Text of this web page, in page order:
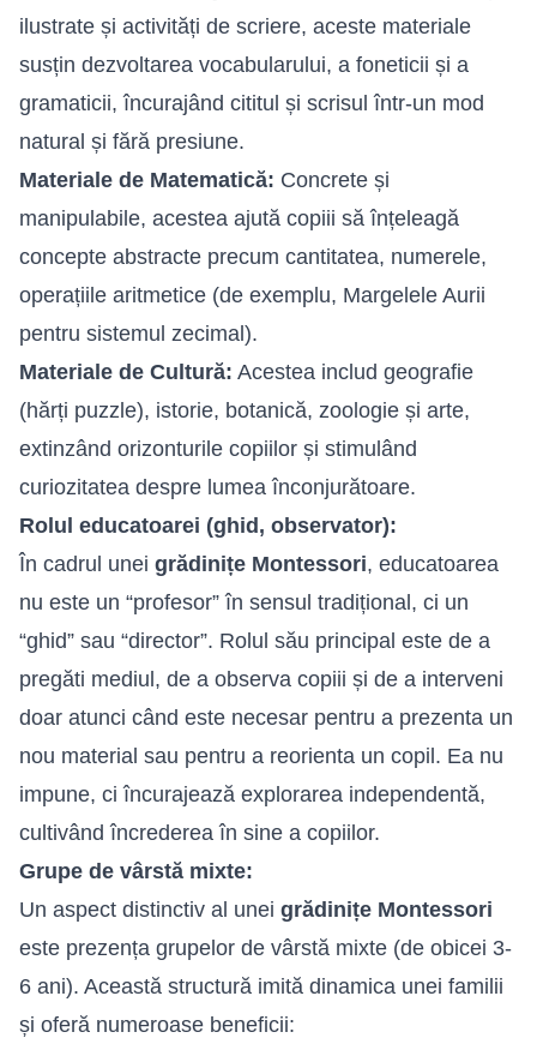
ilustrate și activități de scriere, aceste materiale
susțin dezvoltarea vocabularului, a foneticii și a
gramaticii, încurajând cititul și scrisul într-un mod
natural și fără presiune.
Materiale de Matematică: Concrete și
manipulabile, acestea ajută copiii să înțeleagă
concepte abstracte precum cantitatea, numerele,
operațiile aritmetice (de exemplu, Margelele Aurii
pentru sistemul zecimal).
Materiale de Cultură: Acestea includ geografie
(hărți puzzle), istorie, botanică, zoologie și arte,
extinzând orizonturile copiilor și stimulând
curiozitatea despre lumea înconjurătoare.
Rolul educatoarei (ghid, observator):
În cadrul unei grădinițe Montessori, educatoarea
nu este un “profesor” în sensul tradițional, ci un
“ghid” sau “director”. Rolul său principal este de a
pregăti mediul, de a observa copiii și de a interveni
doar atunci când este necesar pentru a prezenta un
nou material sau pentru a reorienta un copil. Ea nu
impune, ci încurajează explorarea independentă,
cultivând încrederea în sine a copiilor.
Grupe de vârstă mixte:
Un aspect distinctiv al unei grădinițe Montessori
este prezența grupelor de vârstă mixte (de obicei 3-
6 ani). Această structură imită dinamica unei familii
și oferă numeroase beneficii: